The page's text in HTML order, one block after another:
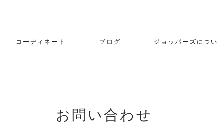
コーディネート ブログ ジョッパーズにつ
お問い合わせ